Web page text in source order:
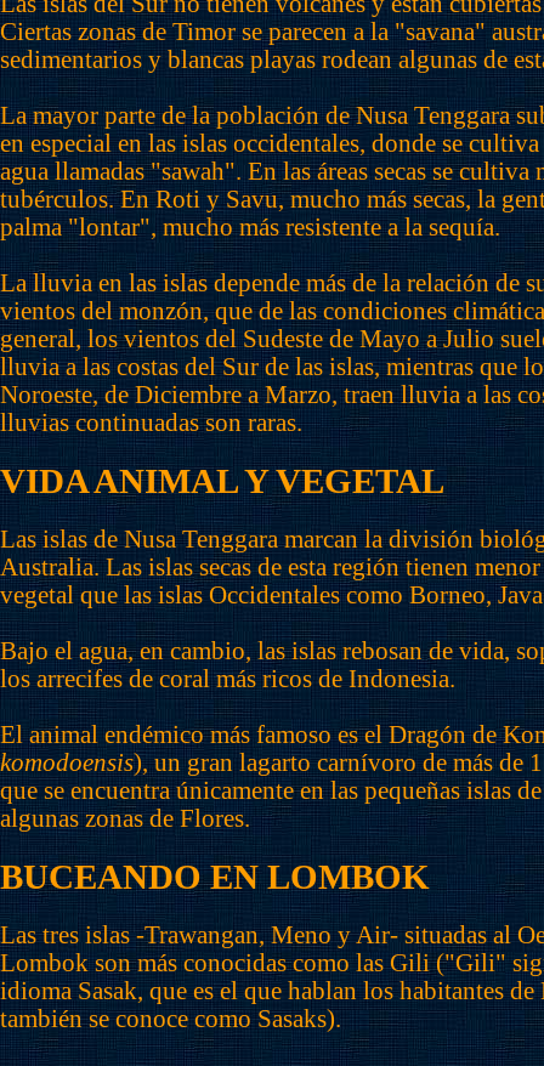
Ciertas zonas de Timor se parecen a la "savana"
sedimentarios y blancas playas rodean algunas de
La mayor parte de la población de Nusa Tenggara
en especial en las islas occidentales, donde se
agua llamadas "sawah". En las áreas secas se
tubérculos. En Roti y Savu, mucho más secas, la
palma "lontar", mucho más resistente a la sequía.
La lluvia en las islas depende más de la relación de
vientos del monzón, que de las condiciones
general, los vientos del Sudeste de Mayo a Julio
lluvia a las costas del Sur de las islas, mientras que
Noroeste, de Diciembre a Marzo, traen lluvia a las
lluvias continuadas son raras.
VIDA ANIMAL Y VEGETAL
Las islas de Nusa Tenggara marcan la división
Australia. Las islas secas de esta región tienen
vegetal que las islas Occidentales como Borneo,
Bajo el agua, en cambio, las islas rebosan de vida,
los arrecifes de coral más ricos de Indonesia.
El animal endémico más famoso es el Dragón de
komodoensis), un gran lagarto carnívoro de más de
que se encuentra únicamente en las pequeñas islas
algunas zonas de Flores.
BUCEANDO EN LOMBOK
Las tres islas -Trawangan, Meno y Air- situadas al
Lombok son más conocidas como las Gili ("Gili"
idioma Sasak, que es el que hablan los habitantes
también se conoce como Sasaks).